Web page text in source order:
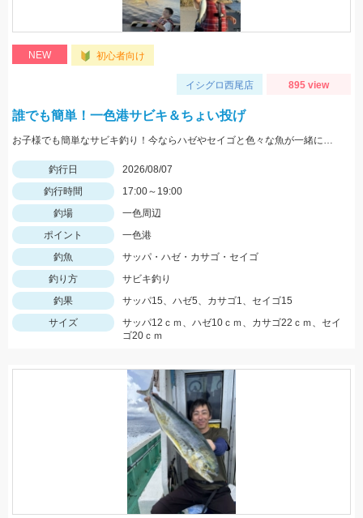
NEW 初心者向け
イシグロ西尾店 895 view
誰でも簡単！一色港サビキ＆ちょい投げ
お子様でも簡単なサビキ釣り！今ならハゼやセイゴと色々な魚が一緒に狙えて楽しいです！夏休みの自由研究にもオススメ！
釣行日
2026/08/07
釣行時間
17:00～19:00
釣場
一色周辺
ポイント
一色港
釣魚
サッパ・ハゼ・カサゴ・セイゴ
釣り方
サビキ釣り
釣果
サッパ15、ハゼ5、カサゴ1、セイゴ15
サイズ
サッパ12ｃｍ、ハゼ10ｃｍ、カサゴ22ｃｍ、セイ
ゴ20ｃｍ